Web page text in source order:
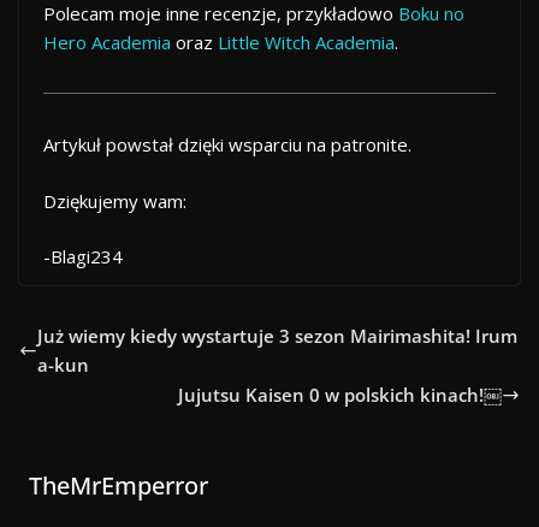
Polecam moje inne recenzje, przykładowo Boku no
Hero Academia oraz Little Witch Academia.
Artykuł powstał dzięki wsparciu na patronite.
Dziękujemy wam:
-Blagi234
Już wiemy kiedy wystartuje 3 sezon Mairimashita! Irum
a-kun
Jujutsu Kaisen 0 w polskich kinach!￼
TheMrEmperror